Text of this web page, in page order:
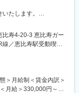
利益管理、顧客フィ
ド価値を高め、会社
ョンを生み出せる
を動かす圧倒的な裁
の成長を肌で実感する
たします。
）
務案件
比寿4-20-3 恵比寿ガー
／恵比寿駅受動喫煙
る事業所（リモート
＞月給制＜賃金内訳＞
月給＞330,000円～